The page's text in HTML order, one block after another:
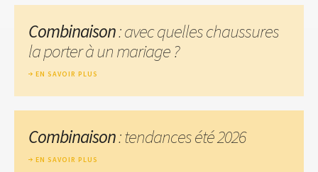
Combinaison: avec quelles chaussures
la porter à un mariage ?
EN SAVOIR PLUS
Combinaison: tendances été 2026
EN SAVOIR PLUS